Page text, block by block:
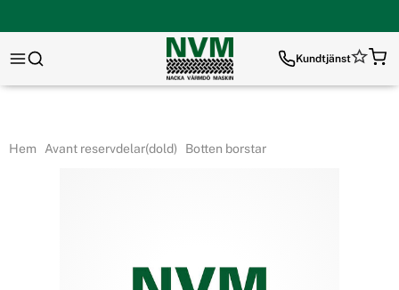
Kundtjänst
Hem Avant reservdelar(dold) Botten borstar